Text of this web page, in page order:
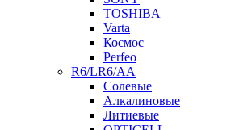
TOSHIBA
Varta
Космос
Perfeo
R6/LR6/AA
Солевые
Алкалиновые
Литиевые